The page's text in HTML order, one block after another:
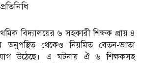
বিদ্যালয়ের ৬ সহকারী শিক্ষক প্রায় ৪
অনুপস্থিত থেকেও নিয়মিত বেতন-ভাতা
উঠেছে। এ ঘটনায় ঐ ৬ শিক্ষকসহ